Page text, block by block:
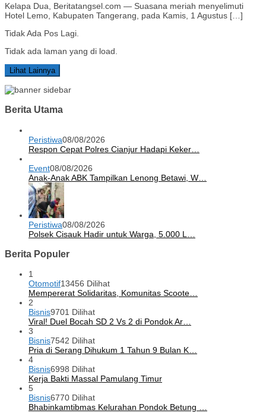
Kelapa Dua, Beritatangsel.com — Suasana meriah menyelimuti
Hotel Lemo, Kabupaten Tangerang, pada Kamis, 1 Agustus […]
Tidak Ada Pos Lagi.
Tidak ada laman yang di load.
Lihat Lainnya
Berita Utama
Peristiwa08/08/2026
Respon Cepat Polres Cianjur Hadapi Keker…
Event08/08/2026
Anak-Anak ABK Tampilkan Lenong Betawi, W…
Peristiwa08/08/2026
Polsek Cisauk Hadir untuk Warga, 5.000 L…
Berita Populer
1
Otomotif13456 Dilihat
Mempererat Solidaritas, Komunitas Scoote…
2
Bisnis9701 Dilihat
Viral! Duel Bocah SD 2 Vs 2 di Pondok Ar…
3
Bisnis7542 Dilihat
Pria di Serang Dihukum 1 Tahun 9 Bulan K…
4
Bisnis6998 Dilihat
Kerja Bakti Massal Pamulang Timur
5
Bisnis6770 Dilihat
Bhabinkamtibmas Kelurahan Pondok Betung …